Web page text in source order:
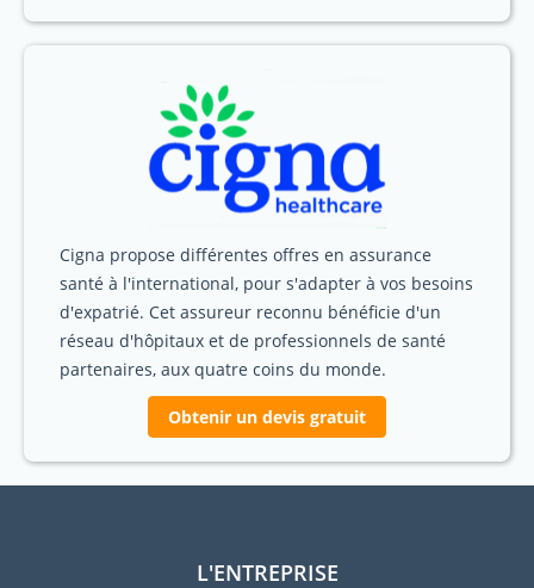
Cigna propose différentes offres en assurance
santé à l'international, pour s'adapter à vos besoins
d'expatrié. Cet assureur reconnu bénéficie d'un
réseau d'hôpitaux et de professionnels de santé
partenaires, aux quatre coins du monde.
Obtenir un devis gratuit
L'ENTREPRISE